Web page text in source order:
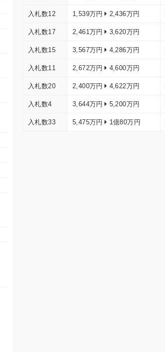
入札数12 1,539万円 2,436万円
入札数17 2,461万円 3,620万円
入札数15 3,567万円 4,286万円
入札数11 2,672万円 4,600万円
入札数20 2,400万円 4,622万円
入札数4 3,644万円 5,200万円
入札数33 5,475万円 1億80万円